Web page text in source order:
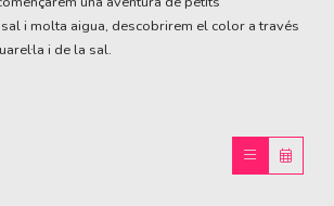
sal i molta aigua, descobrirem el color a través
i de la sal.